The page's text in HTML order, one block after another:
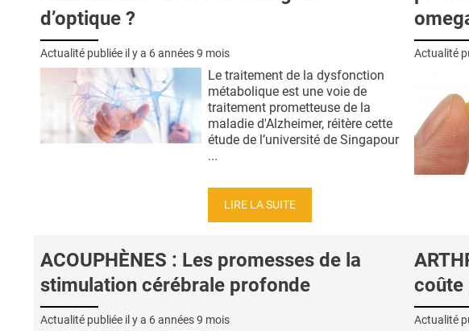
d’optique ?
Actualité publiée il y a 6 années 9 mois
Le traitement de la dysfonction
métabolique est une voie de
traitement prometteuse de la
maladie d'Alzheimer, réitère cette
étude de l’université de Singapour
...
LIRE LA SUITE
Actualité
ACOUPHÈNES : Les promesses de la
stimulation cérébrale profonde
Actualité publiée il y a 6 années 9 mois
coûte
Actualité